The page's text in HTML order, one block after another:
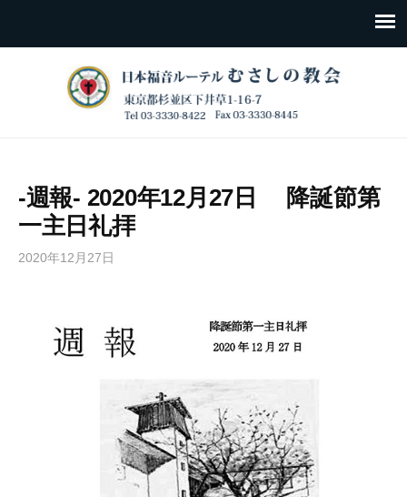
-週報- 2020年12月27日 降誕節第
一主日礼拝
2020年12月27日